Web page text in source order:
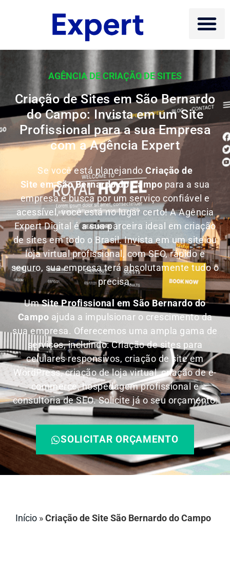
AGÊNCIA DE CRIAÇÃO DE SITES
Criação de Sites em São Bernardo
do Campo: Invista em um Site
Profissional para a sua Empresa
com a Agência Expert
Se você está planejando Criação de
Site em São Bernardo do Campo para a sua
empresa e busca por um serviço confiável e
acessível, você está no lugar certo! A Agência
Expert Digital é a sua parceira ideal em criação
de sites em todo o Brasil.Invista em um site ou
loja virtual profissional, com SEO, rápido e
seguro, sua empresa terá absolutamente tudo o
precisa.
UmSite Profissional em São Bernardo do
Campo ajuda a impulsionar o crescimento da
sua empresa. Oferecemos uma ampla gama de
serviços, incluindo: Criação de sites para
celulares responsivos, criação de site em
WordPress, criação de loja virtual, criação de e-
commerce, hospedagem profissional e
consultoria de SEO. Solicite já o seu orçamento:
SOLICITAR ORÇAMENTO
Início »Criação de Site São Bernardo do Campo